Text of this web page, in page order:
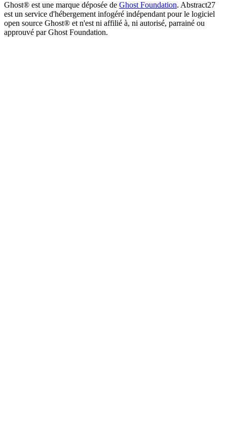
Ghost® est une marque déposée de Ghost Foundation. Abstract27
est un service d'hébergement infogéré indépendant pour le logiciel
open source Ghost® et n'est ni affilié à, ni autorisé, parrainé ou
approuvé par Ghost Foundation.